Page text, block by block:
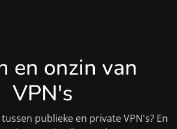
en onzin van
VPN's
publieke en private VPN's? En